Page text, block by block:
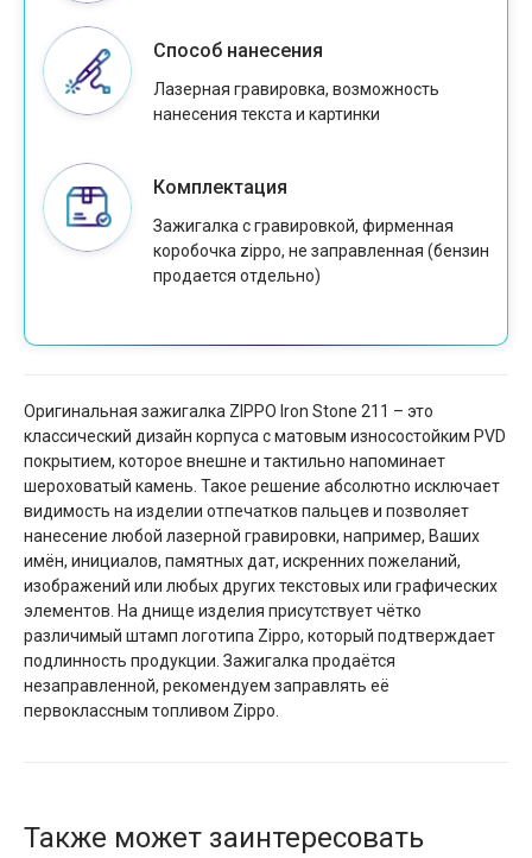
Способ нанесения
Лазерная гравировка, возможность
нанесения текста и картинки
Комплектация
Зажигалка с гравировкой, фирменная
коробочка zippo, не заправленная (бензин
продается отдельно)
Оригинальная зажигалка ZIPPO Iron Stone 211 – это
классический дизайн корпуса с матовым износостойким PVD
покрытием, которое внешне и тактильно напоминает
шероховатый камень. Такое решение абсолютно исключает
видимость на изделии отпечатков пальцев и позволяет
нанесение любой лазерной гравировки, например, Ваших
имён, инициалов, памятных дат, искренних пожеланий,
изображений или любых других текстовых или графических
элементов. На днище изделия присутствует чётко
различимый штамп логотипа Zippo, который подтверждает
подлинность продукции. Зажигалка продаётся
незаправленной, рекомендуем заправлять её
первоклассным топливом Zippo.
Также может заинтересовать